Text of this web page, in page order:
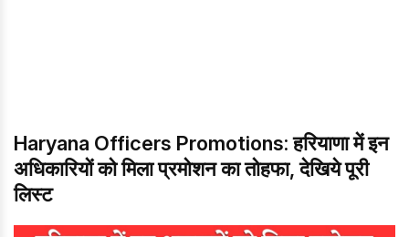
Haryana Officers Promotions: हरियाणा में इन
अधिकारियों को मिला प्रमोशन का तोहफा, देखिये पूरी
लिस्ट